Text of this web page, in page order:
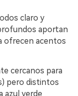
claro y
aportan
ofrecen acentos
cercanos para
pero distintos
azul verde